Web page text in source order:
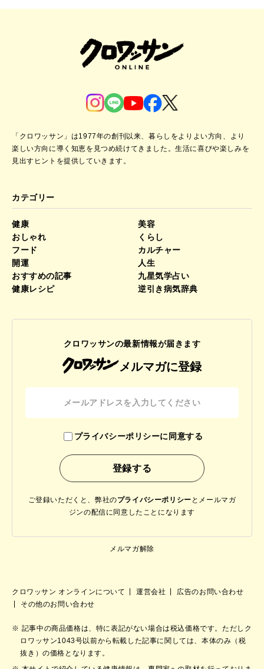
「クロワッサン」は1977年の創刊以来、暮らしをよりよい方向、より
楽しい方向に導く知恵を見つめ続けてきました。生活に喜びや楽しみを
見出すヒントを提供していきます。
カテゴリー
健康
美容
おしゃれ
くらし
フード
カルチャー
開運
人生
おすすめの記事
九星気学占い
健康レシピ
逆引き病気辞典
クロワッサンの最新情報が届きます
メルマガに登録
プライバシーポリシーに同意する
ご登録いただくと、弊社のプライバシーポリシー と メールマガ
ジンの配信に同意したことになります
メルマガ解除
クロワッサン オンラインについて 運営会社
広告のお問い合わせ
その他のお問い合わせ
記事中の商品価格は、特に表記がない場合は税込価格です。ただしク
ロワッサン1043号以前から転載した記事に関しては、本体のみ（税
抜き）の価格となります。